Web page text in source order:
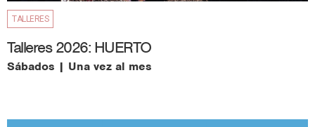
TALLERES
Talleres 2026: HUERTO
Sábados | Una vez al mes